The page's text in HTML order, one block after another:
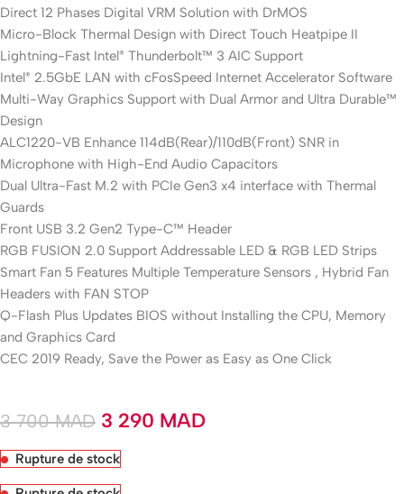
Direct 12 Phases Digital VRM Solution with DrMOS
Micro-Block Thermal Design with Direct Touch Heatpipe II
Lightning-Fast Intel® Thunderbolt™ 3 AIC Support
Intel® 2.5GbE LAN with cFosSpeed Internet Accelerator Software
Multi-Way Graphics Support with Dual Armor and Ultra Durable™
Design
ALC1220-VB Enhance 114dB(Rear)/110dB(Front) SNR in
Microphone with High-End Audio Capacitors
Dual Ultra-Fast M.2 with PCIe Gen3 x4 interface with Thermal
Guards
Front USB 3.2 Gen2 Type-C™ Header
RGB FUSION 2.0 Support Addressable LED & RGB LED Strips
Smart Fan 5 Features Multiple Temperature Sensors , Hybrid Fan
Headers with FAN STOP
Q-Flash Plus Updates BIOS without Installing the CPU, Memory
and Graphics Card
CEC 2019 Ready, Save the Power as Easy as One Click
3 700MAD 3 290 MAD
Rupture de stock